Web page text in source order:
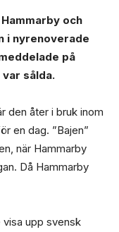
och
i nyrenoverade
på
sålda.
den åter i bruk inom
en dag. ”Bajen”
när Hammarby
Då Hammarby
upp svensk